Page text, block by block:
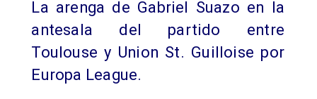
La arenga de Gabriel Suazo en la
antesala del partido entre
Toulouse y Union St. Guilloise por
Europa League.